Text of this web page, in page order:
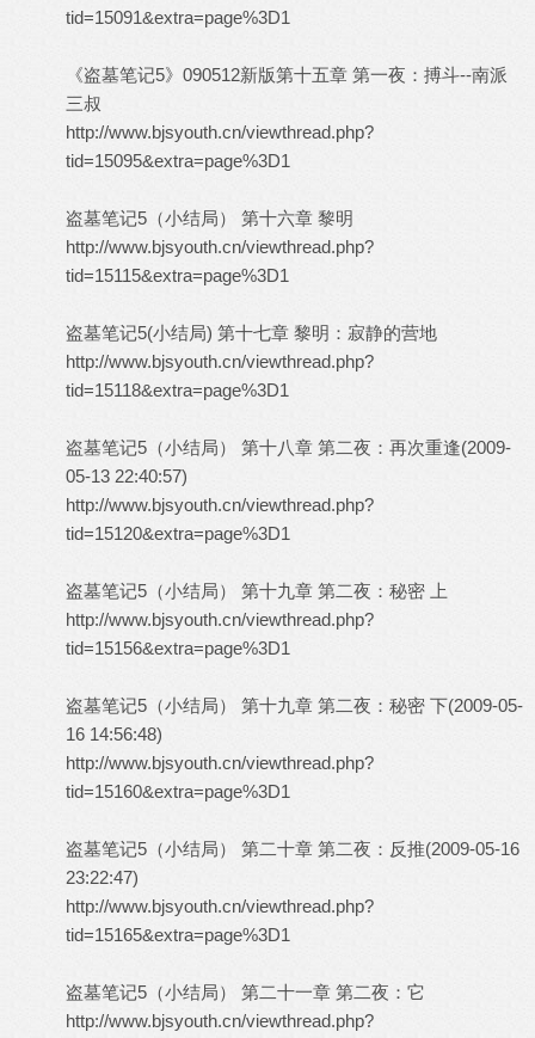
tid=15091&extra=page%3D1
《盗墓笔记5》090512新版第十五章 第一夜：搏斗--南派
三叔
http://www.bjsyouth.cn/viewthread.php?
tid=15095&extra=page%3D1
盗墓笔记5（小结局） 第十六章 黎明
http://www.bjsyouth.cn/viewthread.php?
tid=15115&extra=page%3D1
盗墓笔记5(小结局) 第十七章 黎明：寂静的营地
http://www.bjsyouth.cn/viewthread.php?
tid=15118&extra=page%3D1
盗墓笔记5（小结局） 第十八章 第二夜：再次重逢(2009-
05-13 22:40:57)
http://www.bjsyouth.cn/viewthread.php?
tid=15120&extra=page%3D1
盗墓笔记5（小结局） 第十九章 第二夜：秘密 上
http://www.bjsyouth.cn/viewthread.php?
tid=15156&extra=page%3D1
盗墓笔记5（小结局） 第十九章 第二夜：秘密 下(2009-05-
16 14:56:48)
http://www.bjsyouth.cn/viewthread.php?
tid=15160&extra=page%3D1
盗墓笔记5（小结局） 第二十章 第二夜：反推(2009-05-16
23:22:47)
http://www.bjsyouth.cn/viewthread.php?
tid=15165&extra=page%3D1
盗墓笔记5（小结局） 第二十一章 第二夜：它
http://www.bjsyouth.cn/viewthread.php?